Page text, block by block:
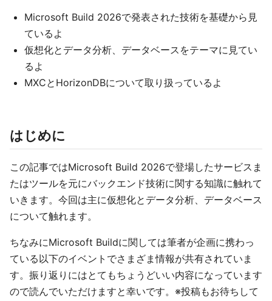
Microsoft Build 2026で発表された技術を基礎から見
ているよ
仮想化とデータ分析、データベースをテーマに見てい
るよ
MXCとHorizonDBについて取り扱っているよ
はじめに
この記事ではMicrosoft Build 2026で登場したサービスま
たはツールを元にバックエンド技術に関する知識に触れて
いきます。今回は主に仮想化とデータ分析、データベース
について触れます。
ちなみにMicrosoft Buildに関しては筆者が企画に携わっ
ている以下のイベントでさまざま情報が共有されていま
す。振り返りにはとてもちょうどいい内容になっています
ので読んでいただけますと幸いです。※投稿もお待ちして